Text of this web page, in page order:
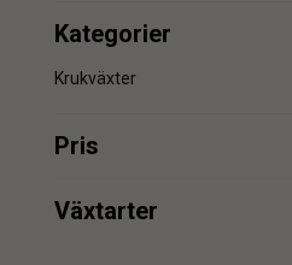
Kategorier
Krukväxter
Pris
min.
Växtarter